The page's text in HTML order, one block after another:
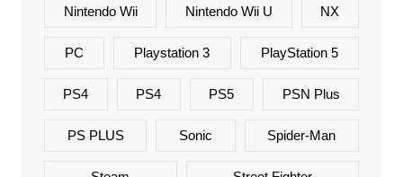
Nintendo Wii Nintendo Wii U NX
PC Playstation 3 PlayStation 5
PS4 PS4 PS5 PSN Plus
PS PLUS Sonic Spider-Man